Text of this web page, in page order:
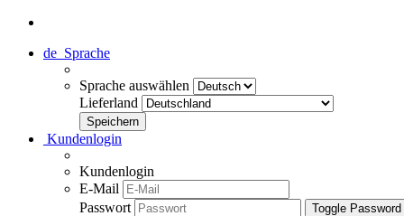
de Sprache
Sprache auswählen
Lieferland
Kundenlogin
Kundenlogin
E-Mail
Passwort
Toggle